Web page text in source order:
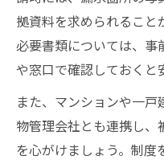
拠資料を求められること
必要書類については、事
や窓口で確認しておくと
また、マンションや一
物管理会社とも連携し
を心がけましょう。制